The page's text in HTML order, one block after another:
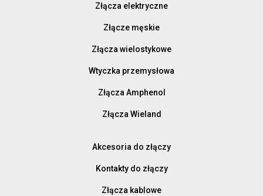
Złącza elektryczne
Złącze męskie
Złącza wielostykowe
Wtyczka przemysłowa
Złącza Amphenol
Złącza Wieland
Akcesoria do złączy
Kontakty do złączy
Złącza kablowe